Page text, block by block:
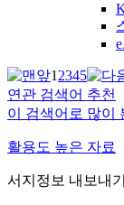
12345
연관 검색어 추천
이 검색어로 많이
활용도 높은 자료
서지정보 내보내